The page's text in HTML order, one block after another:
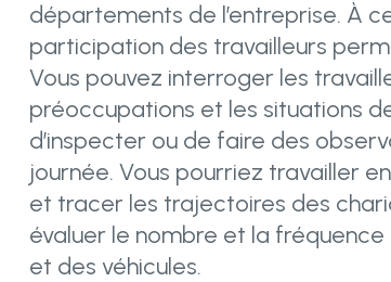
départements de l’entreprise. À
participation des travailleurs
Vous pouvez interroger les
préoccupations et les situations
d’inspecter ou de faire des
journée. Vous pourriez travailler
et tracer les trajectoires des
évaluer le nombre et la
et des véhicules.